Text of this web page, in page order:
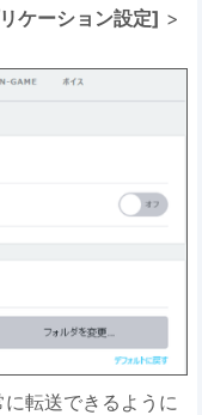
ケーション設定] >
転送できるように